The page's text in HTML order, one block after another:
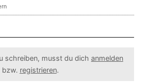
schreiben, musst du dich anmelden
bzw. registrieren.